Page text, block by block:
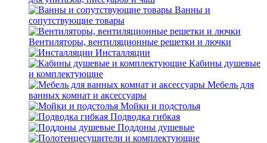
Ванны и
сопутствующие товары
Вентиляторы, вентиляционные решетки и лючки
Инсталляции
Кабины душевые
и комплектующие
Мебель для
ванных комнат и аксессуары
Мойки и подстолья
Подводка гибкая
Поддоны душевые